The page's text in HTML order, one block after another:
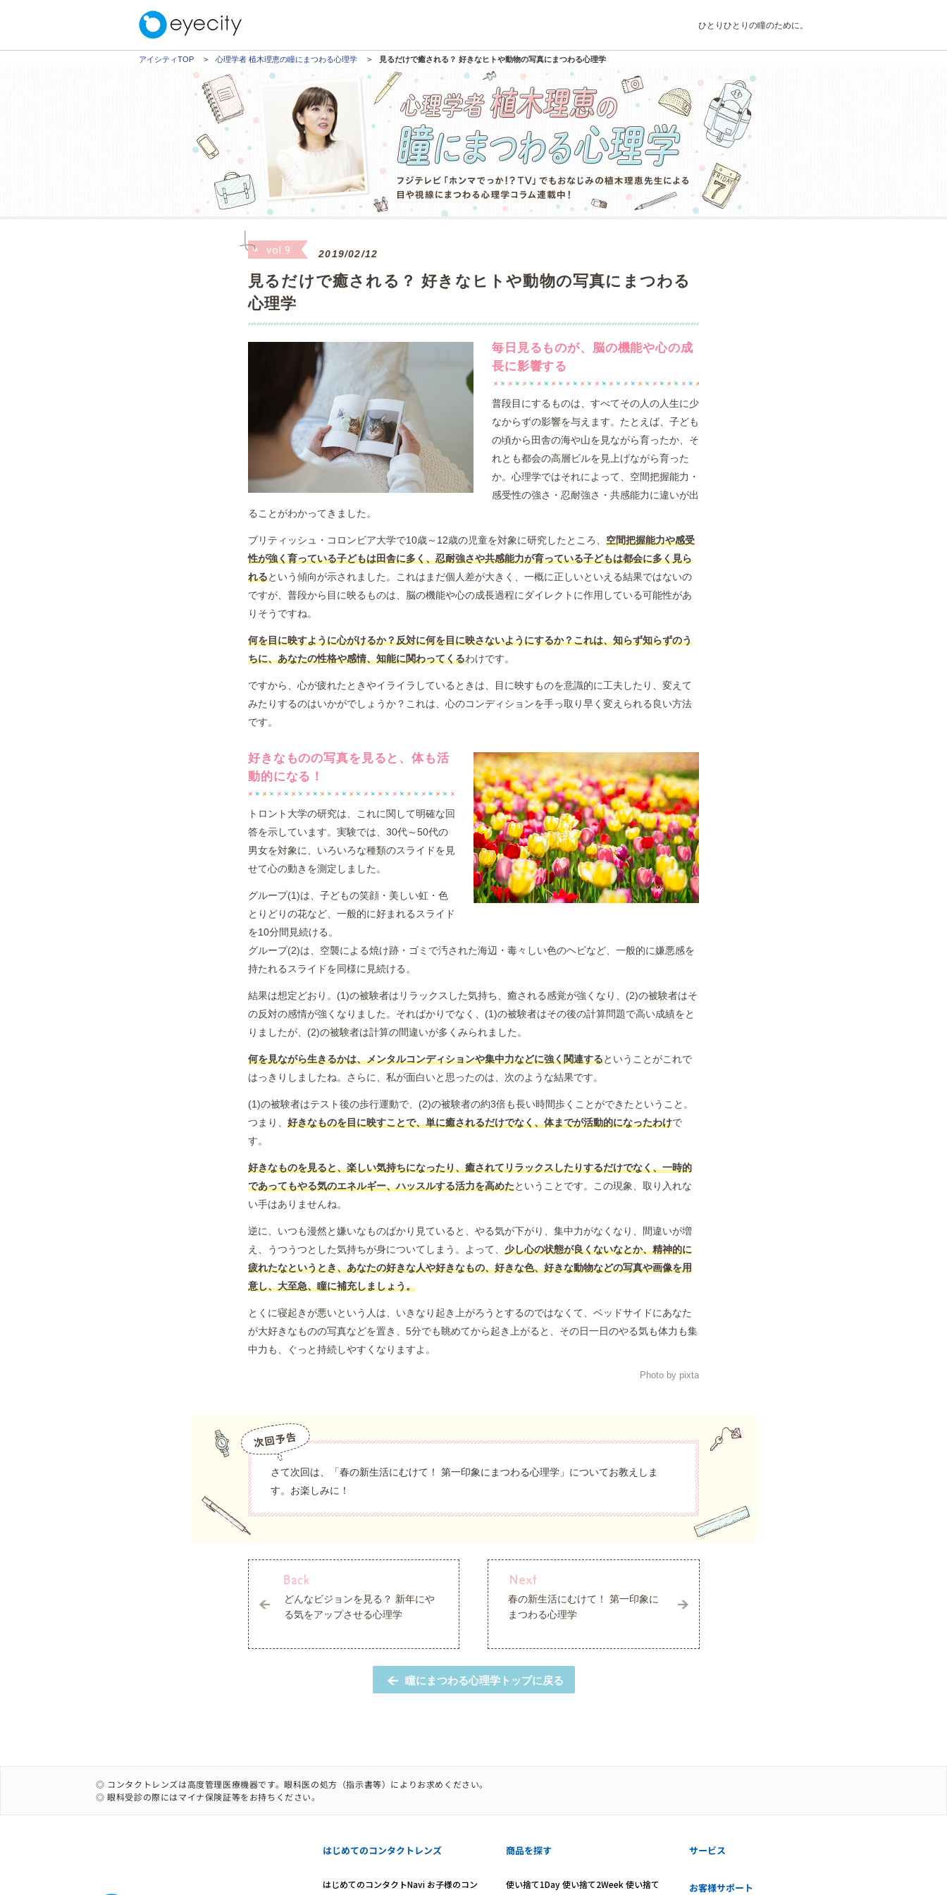
ひとりひとりの瞳のために。
アイシティTOP 心理学者 植木理恵の瞳にまつわる心理学 見るだけで癒される？ 好きなヒトや動物の写真にまつわる心理学
vol.9 2019/02/12
見るだけで癒される？ 好きなヒトや動物の写真にまつわる
心理学
毎日見るものが、脳の機能や心の成
長に影響する
普段目にするものは、すべてその人の人生に少
なからずの影響を与えます。たとえば、子ども
の頃から田舎の海や山を見ながら育ったか、そ
れとも都会の高層ビルを見上げながら育った
か。心理学ではそれによって、空間把握能力・
感受性の強さ・忍耐強さ・共感能力に違いが出
ることがわかってきました。
ブリティッシュ・コロンビア大学で10歳～12歳の児童を対象に研究したところ、 空間把握能力や感受
性が強く育っている子どもは田舎に多く、忍耐強さや共感能力が育っている子どもは都会に多く見ら
れるという傾向が示されました。これはまだ個人差が大きく、一概に正しいといえる結果ではないの
ですが、普段から目に映るものは、脳の機能や心の成長過程にダイレクトに作用している可能性があ
りそうですね。
何を目に映すように心がけるか？反対に何を目に映さないようにするか？これは、知らず知らずのう
ちに、あなたの性格や感情、知能に関わってくるわけです。
ですから、心が疲れたときやイライラしているときは、目に映すものを意識的に工夫したり、変えて
みたりするのはいかがでしょうか？これは、心のコンディションを手っ取り早く変えられる良い方法
です。
好きなものの写真を見ると、体も活
動的になる！
トロント大学の研究は、これに関して明確な回
答を示しています。実験では、30代～50代の
男女を対象に、いろいろな種類のスライドを見
せて心の動きを測定しました。
グループ(1)は、子どもの笑顔・美しい虹・色
とりどりの花など、一般的に好まれるスライド
を10分間見続ける。
グループ(2)は、空襲による焼け跡・ゴミで汚された海辺・毒々しい色のヘビなど、一般的に嫌悪感を
持たれるスライドを同様に見続ける。
結果は想定どおり。(1)の被験者はリラックスした気持ち、癒される感覚が強くなり、(2)の被験者はそ
の反対の感情が強くなりました。そればかりでなく、(1)の被験者はその後の計算問題で高い成績をと
りましたが、(2)の被験者は計算の間違いが多くみられました。
何を見ながら生きるかは、メンタルコンディションや集中力などに強く関連するということがこれで
はっきりしましたね。さらに、私が面白いと思ったのは、次のような結果です。
(1)の被験者はテスト後の歩行運動で、(2)の被験者の約3倍も長い時間歩くことができたということ。
つまり、 好きなものを目に映すことで、単に癒されるだけでなく、体までが活動的になったわけで
す。
好きなものを見ると、楽しい気持ちになったり、癒されてリラックスしたりするだけでなく、一時的
であってもやる気のエネルギー、ハッスルする活力を高めたということです。この現象、取り入れな
い手はありませんね。
逆に、いつも漫然と嫌いなものばかり見ていると、やる気が下がり、集中力がなくなり、間違いが増
え、うつうつとした気持ちが身についてしまう。よって、 少し心の状態が良くないなとか、精神的に
疲れたなというとき、あなたの好きな人や好きなもの、好きな色、好きな動物などの写真や画像を用
意し、大至急、瞳に補充しましょう。
とくに寝起きが悪いという人は、いきなり起き上がろうとするのではなくて、ベッドサイドにあなた
が大好きなものの写真などを置き、5分でも眺めてから起き上がると、その日一日のやる気も体力も集
中力も、ぐっと持続しやすくなりますよ。
Photo by pixta
さて次回は、「春の新生活にむけて！ 第一印象にまつわる心理学」についてお教えしま
す。お楽しみに！
どんなビジョンを見る？ 新年にや
る気をアップさせる心理学
春の新生活にむけて！ 第一印象に
まつわる心理学
瞳にまつわる心理学トップに戻る
◎ コンタクトレンズは高度管理医療機器です。眼科医の処方（指示書等）によりお求めください。
◎ 眼科受診の際にはマイナ保険証等をお持ちください。
はじめてのコンタクトレンズ
はじめてのコンタクトNavi お子様のコン
商品を探す
使い捨て1Day 使い捨て2Week 使い捨て
サービス
お客様サポート